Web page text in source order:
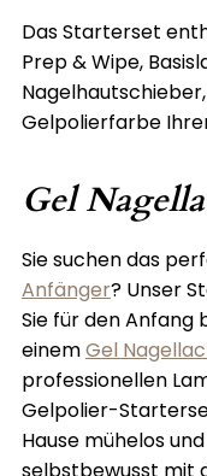
Das Starterset
Prep & Wipe,
Gelpolierfarbe
Gel
Sie suchen das
Anfänger? Unser
Sie für den
einemGel
professionellen
Gelpolier-
Hause mühelos